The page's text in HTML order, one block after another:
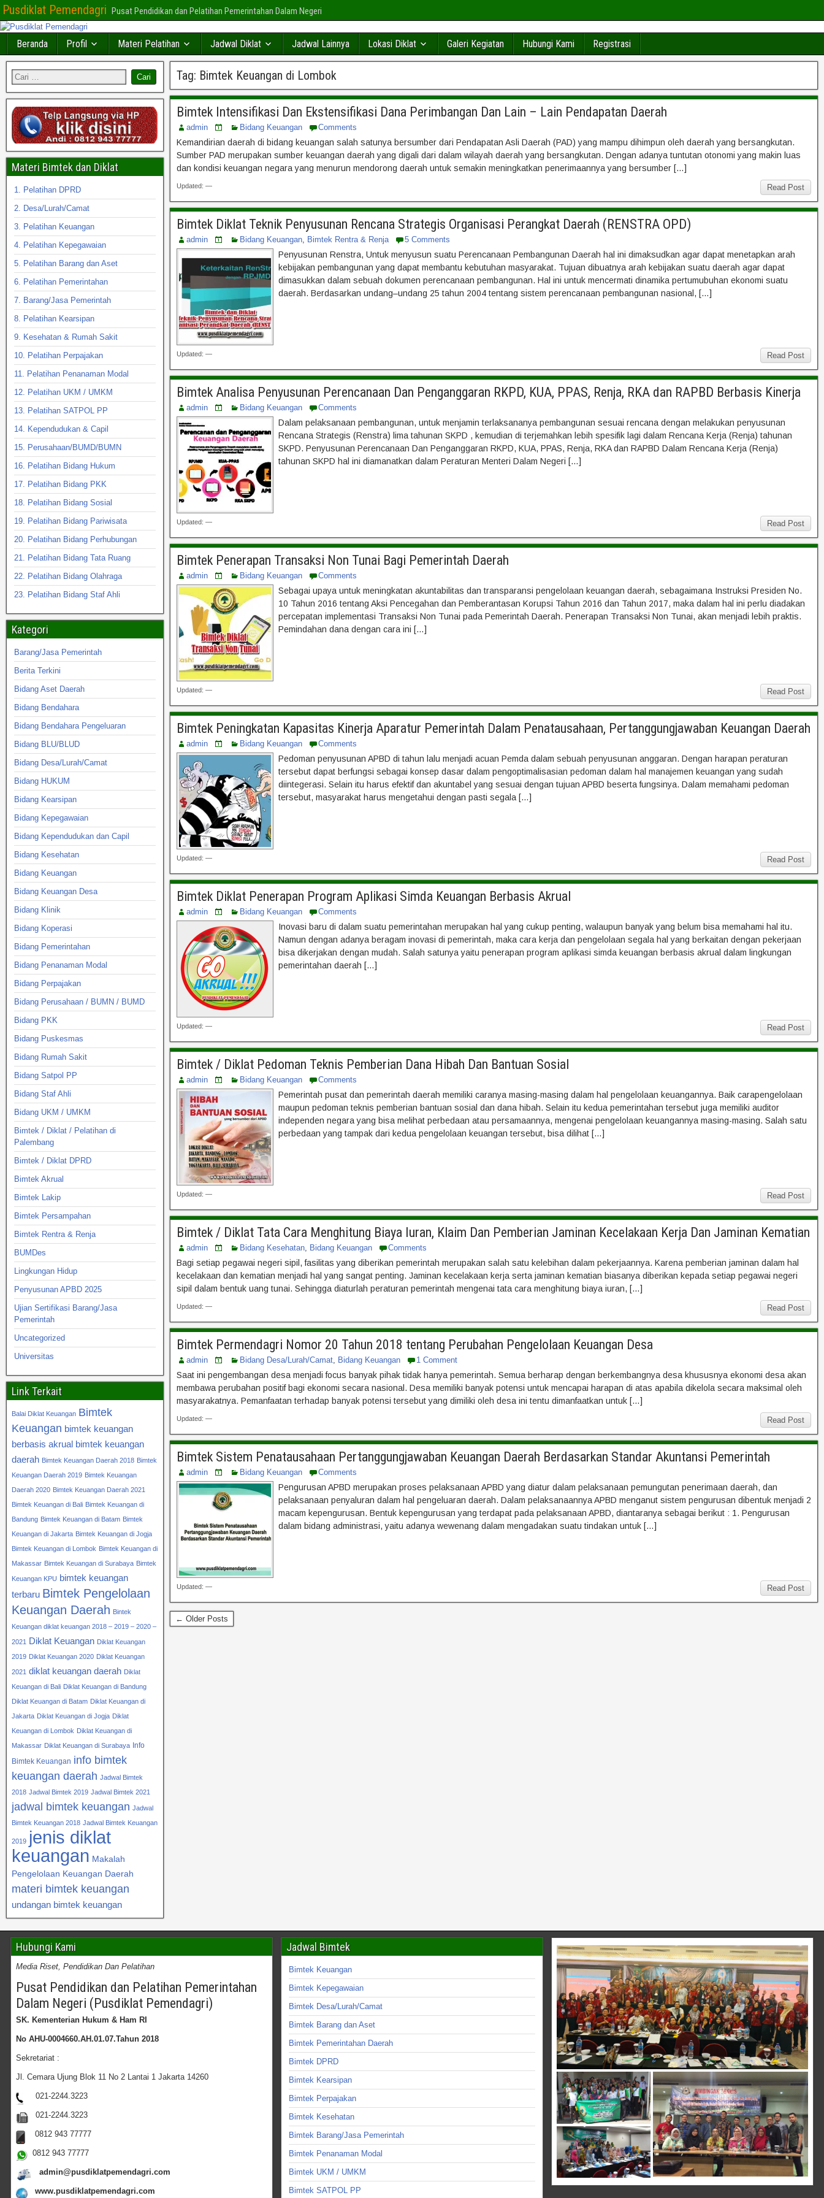
Pusdiklat Pemendagri Pusat Pendidikan dan Pelatihan Pemerintahan Dalam Negeri
Beranda Profil Materi Pelatihan Jadwal Diklat Jadwal Lainnya Lokasi Diklat Galeri Kegiatan Hubungi Kami Registrasi
Tag: Bimtek Keuangan di Lombok
Bimtek Intensifikasi Dan Ekstensifikasi Dana Perimbangan Dan Lain – Lain Pendapatan Daerah
admin Bidang Keuangan Comments
Kemandirian daerah di bidang keuangan salah satunya bersumber dari Pendapatan Asli Daerah (PAD) yang mampu dihimpun oleh daerah yang bersangkutan.
Sumber PAD merupakan sumber keuangan daerah yang digali dari dalam wilayah daerah yang bersangkutan. Dengan adanya tuntutan otonomi yang makin luas
dan kondisi keuangan negara yang menurun mendorong daerah untuk semakin meningkatkan penerimaannya yang bersumber […]
Read Post
Updated: —
Bimtek Diklat Teknik Penyusunan Rencana Strategis Organisasi Perangkat Daerah (RENSTRA OPD)
admin Bidang Keuangan, Bimtek Rentra & Renja 5 Comments
Penyusunan Renstra, Untuk menyusun suatu Perencanaan Pembangunan Daerah hal ini dimaksudkan agar dapat menetapkan arah
kebijakan pembangunan yang dapat membantu kebutuhan masyarakat. Tujuan dibuatnya arah kebijakan suatu daerah agar dapat
dimasukkan dalam sebuah dokumen perencanaan pembangunan. Hal ini untuk mencermati dinamika pertumubuhan ekonomi suatu
daerah. Berdasarkan undang–undang 25 tahun 2004 tentang sistem perencanaan pembangunan nasional, […]
Read Post
Updated: —
Bimtek Analisa Penyusunan Perencanaan Dan Penganggaran RKPD, KUA, PPAS, Renja, RKA dan RAPBD Berbasis Kinerja
admin Bidang Keuangan Comments
Dalam pelaksanaan pembangunan, untuk menjamin terlaksananya pembangunan sesuai rencana dengan melakukan penyusunan
Rencana Strategis (Renstra) lima tahunan SKPD , kemudian di terjemahkan lebih spesifik lagi dalam Rencana Kerja (Renja) tahunan
SKPD. Penyusunan Perencanaan Dan Penganggaran RKPD, KUA, PPAS, Renja, RKA dan RAPBD Dalam Rencana Kerja (Renja)
tahunan SKPD hal ini diamanatkan dalam Peraturan Menteri Dalam Negeri […]
Read Post
Updated: —
Bimtek Penerapan Transaksi Non Tunai Bagi Pemerintah Daerah
admin Bidang Keuangan Comments
Sebagai upaya untuk meningkatan akuntabilitas dan transparansi pengelolaan keuangan daerah, sebagaimana Instruksi Presiden No.
10 Tahun 2016 tentang Aksi Pencegahan dan Pemberantasan Korupsi Tahun 2016 dan Tahun 2017, maka dalam hal ini perlu diadakan
percepatan implementasi Transaksi Non Tunai pada Pemerintah Daerah. Penerapan Transaksi Non Tunai, akan menjadi lebih praktis.
Pemindahan dana dengan cara ini […]
Read Post
Updated: —
Bimtek Peningkatan Kapasitas Kinerja Aparatur Pemerintah Dalam Penatausahaan, Pertanggungjawaban Keuangan Daerah
admin Bidang Keuangan Comments
Pedoman penyusunan APBD di tahun lalu menjadi acuan Pemda dalam sebuah penyusunan anggaran. Dengan harapan peraturan
tersebut dapat berfungsi sebagai konsep dasar dalam pengoptimalisasian pedoman dalam hal manajemen keuangan yang sudah
diintegerasi. Selain itu harus efektif dan akuntabel yang sesuai dengan tujuan APBD beserta fungsinya. Dalam memahami pedoman
tersebut, masyarakat harus mengetahui dengan pasti segala […]
Read Post
Updated: —
Bimtek Diklat Penerapan Program Aplikasi Simda Keuangan Berbasis Akrual
admin Bidang Keuangan Comments
Inovasi baru di dalam suatu pemerintahan merupakan hal yang cukup penting, walaupun banyak yang belum bisa memahami hal itu.
Namun dengan adanya beragam inovasi di pemerintah, maka cara kerja dan pengelolaan segala hal yang berkaitan dengan pekerjaan
bisa dikerjakan dengan mudah. Salah satunya yaitu penerapan program aplikasi simda keuangan berbasis akrual dalam lingkungan
pemerintahan daerah […]
Read Post
Updated: —
Bimtek / Diklat Pedoman Teknis Pemberian Dana Hibah Dan Bantuan Sosial
admin Bidang Keuangan Comments
Pemerintah pusat dan pemerintah daerah memiliki caranya masing-masing dalam hal pengelolaan keuangannya. Baik carapengelolaan
maupun pedoman teknis pemberian bantuan sosial dan dana hibah. Selain itu kedua pemerintahan tersebut juga memiliki auditor
independen negara yang bisa melihat perbedaan atau persamaannya, mengenai pengelolaan keuangannya masing-masing. Salah satu
perbedaan yang tampak dari kedua pengelolaan keuangan tersebut, bisa dilihat […]
Read Post
Updated: —
Bimtek / Diklat Tata Cara Menghitung Biaya Iuran, Klaim Dan Pemberian Jaminan Kecelakaan Kerja Dan Jaminan Kematian
admin Bidang Kesehatan, Bidang Keuangan Comments
Bagi setiap pegawai negeri sipil, fasilitas yang diberikan pemerintah merupakan salah satu kelebihan dalam pekerjaannya. Karena pemberian jaminan dalam hal
kecelakaan dan kematian menjadi hal yang sangat penting. Jaminan kecelakaan kerja serta jaminan kematian biasanya diberikan kepada setiap pegawai negeri
sipil dalam bentuk uang tunai. Sehingga diaturlah peraturan pemerintah mengenai tata cara menghitung biaya iuran, […]
Read Post
Updated: —
Bimtek Permendagri Nomor 20 Tahun 2018 tentang Perubahan Pengelolaan Keuangan Desa
admin Bidang Desa/Lurah/Camat, Bidang Keuangan 1 Comment
Saat ini pengembangan desa menjadi focus banyak pihak tidak hanya pemerintah. Semua berharap dengan berkembangnya desa khususnya ekonomi desa akan
membawa perubahan positif bagi ekonomi secara nasional. Desa memiliki banyak potensi untuk mencapai harapan di atas apabila dikelola secara maksimal oleh
masyarakatnya. Pemanfaatan terhadap banyak potensi tersebut yang dimiliki oleh desa ini tentu dimanfaatkan untuk […]
Read Post
Updated: —
Bimtek Sistem Penatausahaan Pertanggungjawaban Keuangan Daerah Berdasarkan Standar Akuntansi Pemerintah
admin Bidang Keuangan Comments
Pengurusan APBD merupakan proses pelaksanaan APBD yang diatur dalam pelaksanaan pemungutan penerimaan daerah, dan
pelaksanaan penyaluran dalam hal pengeluaran daerah. Dalam pelaksanaannya APBD menganut sistem pengurusan dibentuk menjadi 2
macam kepengurusan. Bentuk kepengurusan yang terdapat pada pelaksanaan APBD, diantaranya sebagai berikut : 1. Pengurusan
dalam bidang administrasi, yaitu adanya wewenang dalam mengadakan suatu tindakan untuk […]
Read Post
Updated: —
← Older Posts
Materi Bimtek dan Diklat
1. Pelatihan DPRD
2. Desa/Lurah/Camat
3. Pelatihan Keuangan
4. Pelatihan Kepegawaian
5. Pelatihan Barang dan Aset
6. Pelatihan Pemerintahan
7. Barang/Jasa Pemerintah
8. Pelatihan Kearsipan
9. Kesehatan & Rumah Sakit
10. Pelatihan Perpajakan
11. Pelatihan Penanaman Modal
12. Pelatihan UKM / UMKM
13. Pelatihan SATPOL PP
14. Kependudukan & Capil
15. Perusahaan/BUMD/BUMN
16. Pelatihan Bidang Hukum
17. Pelatihan Bidang PKK
18. Pelatihan Bidang Sosial
19. Pelatihan Bidang Pariwisata
20. Pelatihan Bidang Perhubungan
21. Pelatihan Bidang Tata Ruang
22. Pelatihan Bidang Olahraga
23. Pelatihan Bidang Staf Ahli
Kategori
Barang/Jasa Pemerintah
Berita Terkini
Bidang Aset Daerah
Bidang Bendahara
Bidang Bendahara Pengeluaran
Bidang BLU/BLUD
Bidang Desa/Lurah/Camat
Bidang HUKUM
Bidang Kearsipan
Bidang Kepegawaian
Bidang Kependudukan dan Capil
Bidang Kesehatan
Bidang Keuangan
Bidang Keuangan Desa
Bidang Klinik
Bidang Koperasi
Bidang Pemerintahan
Bidang Penanaman Modal
Bidang Perpajakan
Bidang Perusahaan / BUMN / BUMD
Bidang PKK
Bidang Puskesmas
Bidang Rumah Sakit
Bidang Satpol PP
Bidang Staf Ahli
Bidang UKM / UMKM
Bimtek / Diklat / Pelatihan di
Palembang
Bimtek / Diklat DPRD
Bimtek Akrual
Bimtek Lakip
Bimtek Persampahan
Bimtek Rentra & Renja
BUMDes
Lingkungan Hidup
Penyusunan APBD 2025
Ujian Sertifikasi Barang/Jasa
Pemerintah
Uncategorized
Universitas
Link Terkait
Balai Diklat Keuangan Bimtek
Keuangan bimtek keuangan
berbasis akrual bimtek keuangan
daerah Bimtek Keuangan Daerah 2018 Bimtek
Keuangan Daerah 2019 Bimtek Keuangan
Daerah 2020 Bimtek Keuangan Daerah 2021
Bimtek Keuangan di Bali Bimtek Keuangan di
Bandung Bimtek Keuangan di Batam Bimtek
Keuangan di Jakarta Bimtek Keuangan di Jogja
Bimtek Keuangan di Lombok Bimtek Keuangan di
Makassar Bimtek Keuangan di Surabaya Bimtek
Keuangan KPU bimtek keuangan
terbaru Bimtek Pengelolaan
Keuangan Daerah Bintek
Keuangan diklat keuangan 2018 – 2019 – 2020 –
2021 Diklat Keuangan Diklat Keuangan
2019 Diklat Keuangan 2020 Diklat Keuangan
2021 diklat keuangan daerah Diklat
Keuangan di Bali Diklat Keuangan di Bandung
Diklat Keuangan di Batam Diklat Keuangan di
Jakarta Diklat Keuangan di Jogja Diklat
Keuangan di Lombok Diklat Keuangan di
Makassar Diklat Keuangan di Surabaya Info
Bimtek Keuangan info bimtek
keuangan daerah Jadwal Bimtek
2018 Jadwal Bimtek 2019 Jadwal Bimtek 2021
jadwal bimtek keuangan Jadwal
Bimtek Keuangan 2018 Jadwal Bimtek Keuangan
2019 jenis diklat
keuangan Makalah
Pengelolaan Keuangan Daerah
materi bimtek keuangan
undangan bimtek keuangan
Hubungi Kami
Media Riset, Pendidikan Dan Pelatihan
Pusat Pendidikan dan Pelatihan Pemerintahan
Dalam Negeri (Pusdiklat Pemendagri)
SK. Kementerian Hukum & Ham RI
No AHU-0004660.AH.01.07.Tahun 2018
Sekretariat :
Jl. Cemara Ujung Blok 11 No 2 Lantai 1 Jakarta 14260
021-2244.3223
021-2244.3223
0812 943 77777
0812 943 77777
admin@pusdiklatpemendagri.com
www.pusdiklatpemendagri.com
Jadwal Bimtek
Bimtek Keuangan
Bimtek Kepegawaian
Bimtek Desa/Lurah/Camat
Bimtek Barang dan Aset
Bimtek Pemerintahan Daerah
Bimtek DPRD
Bimtek Kearsipan
Bimtek Perpajakan
Bimtek Kesehatan
Bimtek Barang/Jasa Pemerintah
Bimtek Penanaman Modal
Bimtek UKM / UMKM
Bimtek SATPOL PP